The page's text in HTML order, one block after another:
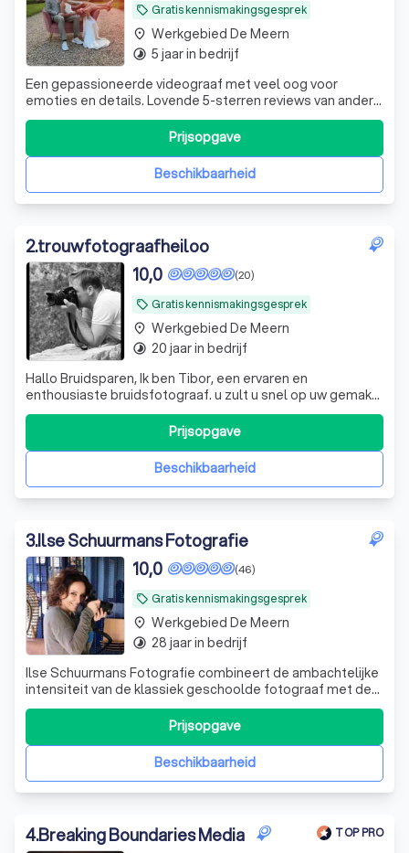
local_offer Gratis kennismakingsgesprek
Een gepassioneerde videograaf met veel oog voor
emoties en details. Lovende 5-sterren reviews van andere
bruidsparen. Neem vandaag nog contact op of plan een
vrijblijvend kennismakingsgesprek in!
Beschikbaarheid
Prijsopgave
place Werkgebied De Meern
timelapse 5 jaar in bedrijf
2.trouwfotograafheiloo
local_offer Gratis kennismakingsgesprek
(20)
10,0
Hallo Bruidsparen, Ik ben Tibor, een ervaren en
enthousiaste bruidsfotograaf. u zult u snel op uw gemak
voelen als we foto's gaan maken. Ik maak graag in een
persoonlijk gesprek kennis met u.
Beschikbaarheid
Prijsopgave
place Werkgebied De Meern
timelapse 20 jaar in bedrijf
3.Ilse Schuurmans Fotografie
local_offer Gratis kennismakingsgesprek
(46)
10,0
Ilse Schuurmans Fotografie combineert de ambachtelijke
intensiteit van de klassiek geschoolde fotograaf met de
mogelijkheden van de hedendaagse techniek. Oog voor
detail, het scheppen van de juiste sfeer, het talent om het
juiste moment te kiezen, de passie om met analoge en
digitale technieken hetBeschikbaarheid
Prijsopgave
place Werkgebied De Meern
timelapse 28 jaar in bedrijf
4.Breaking Boundaries Media TOP PRO